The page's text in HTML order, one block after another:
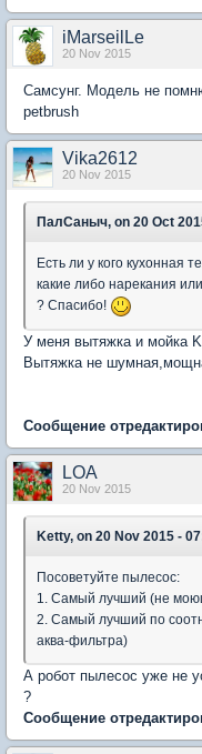
iMarseilLe
20 Nov 2015
Самсунг. Модель не
petbrush
Vika2612
20 Nov 2015
ПалСаныч, on 20 Oct
Есть ли у кого кухонная
какие либо нарекания
? Cпасибо!
У меня вытяжка и мойка
Вытяжка не
Сообщение
LOA
20 Nov 2015
Ketty, on 20 Nov 2015 -
Посоветуйте пылесос:
1. Самый лучший (не
2. Самый лучший по
аква-фильтра)
А робот пылесос уже не
?
Сообщение